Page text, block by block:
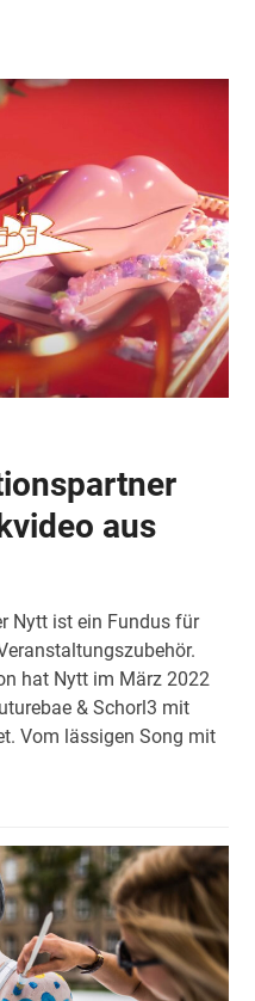
aus
Nytt ist ein Fundus für
hat Nytt im März 2022
& Schorl3 mit
Vom lässigen Song mit